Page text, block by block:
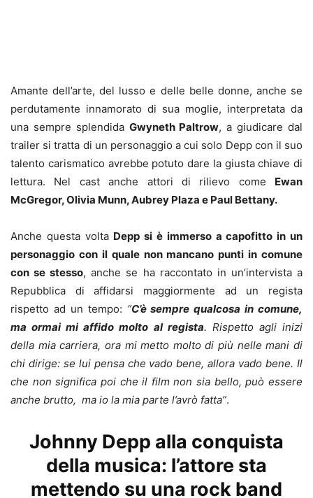
Amante dell’arte, del lusso e delle belle donne, anche se
perdutamente innamorato di sua moglie, interpretata da
una sempre splendida Gwyneth Paltrow, a giudicare dal
trailer si tratta di un personaggio a cui solo Depp con il suo
talento carismatico avrebbe potuto dare la giusta chiave di
lettura. Nel cast anche attori di rilievo come Ewan
McGregor, Olivia Munn, Aubrey Plaza e Paul Bettany.
Anche questa volta Depp si è immerso a capofitto in un
personaggio con il quale non mancano punti in comune
con se stesso, anche se ha raccontato in un’intervista a
Repubblica di affidarsi maggiormente ad un regista
rispetto ad un tempo: “C’è sempre qualcosa in comune,
ma ormai mi affido molto al regista. Rispetto agli inizi
della mia carriera, ora mi metto molto di più nelle mani di
chi dirige: se lui pensa che vado bene, allora vado bene. Il
che non significa poi che il film non sia bello, può essere
anche brutto, ma io la mia parte l’avrò fatta”.
Johnny Depp alla conquista
della musica: l’attore sta
mettendo su una rock band